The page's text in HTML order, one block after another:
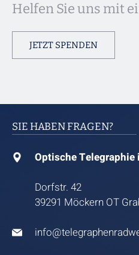
Helfen Sie uns mit
JETZT SPENDEN
SIE HABEN FRAGEN?
Optische Telegraphie
Dorfstr. 42
39291 Möckern OT